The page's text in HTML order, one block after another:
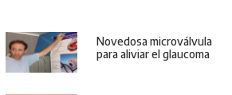
Novedosa microválvula
para aliviar el glaucoma